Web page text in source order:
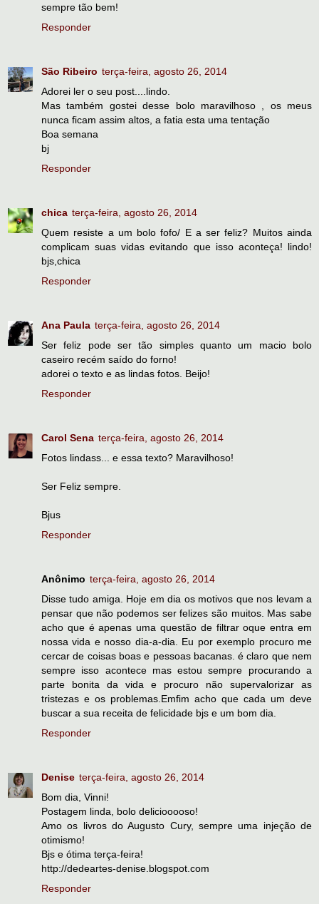
sempre tão bem!
Responder
São Ribeiro terça-feira, agosto 26, 2014
Adorei ler o seu post....lindo.
Mas também gostei desse bolo maravilhoso , os meus
nunca ficam assim altos, a fatia esta uma tentação
Boa semana
bj
Responder
chica terça-feira, agosto 26, 2014
Quem resiste a um bolo fofo/ E a ser feliz? Muitos ainda
complicam suas vidas evitando que isso aconteça! lindo!
bjs,chica
Responder
Ana Paula terça-feira, agosto 26, 2014
Ser feliz pode ser tão simples quanto um macio bolo
caseiro recém saído do forno!
adorei o texto e as lindas fotos. Beijo!
Responder
Carol Sena terça-feira, agosto 26, 2014
Fotos lindass... e essa texto? Maravilhoso!
Ser Feliz sempre.
Bjus
Responder
Anônimo terça-feira, agosto 26, 2014
Disse tudo amiga. Hoje em dia os motivos que nos levam a
pensar que não podemos ser felizes são muitos. Mas sabe
acho que é apenas uma questão de filtrar oque entra em
nossa vida e nosso dia-a-dia. Eu por exemplo procuro me
cercar de coisas boas e pessoas bacanas. é claro que nem
sempre isso acontece mas estou sempre procurando a
parte bonita da vida e procuro não supervalorizar as
tristezas e os problemas.Emfim acho que cada um deve
buscar a sua receita de felicidade bjs e um bom dia.
Responder
Denise terça-feira, agosto 26, 2014
Bom dia, Vinni!
Postagem linda, bolo deliciooooso!
Amo os livros do Augusto Cury, sempre uma injeção de
otimismo!
Bjs e ótima terça-feira!
http://dedeartes-denise.blogspot.com
Responder